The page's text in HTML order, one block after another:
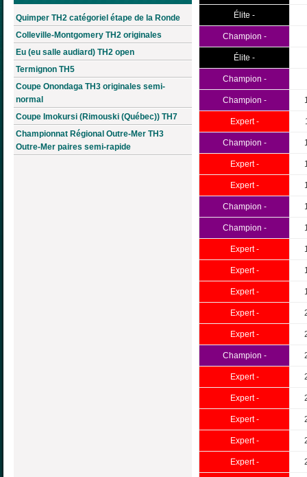
Quimper TH2 catégoriel étape de la Ronde
Colleville-Montgomery TH2 originales
Eu (eu salle audiard) TH2 open
Termignon TH5
Coupe Onondaga TH3 originales semi-
normal
Coupe Imokursi (Rimouski (Québec)) TH7
Championnat Régional Outre-Mer TH3
Outre-Mer paires semi-rapide
Élite -
Champion -
Élite -
Champion -
Champion -
Expert -
Champion -
Expert -
Expert -
Champion -
Champion -
Expert -
Expert -
Expert -
Expert -
Expert -
Champion -
Expert -
Expert -
Expert -
Expert -
Expert -